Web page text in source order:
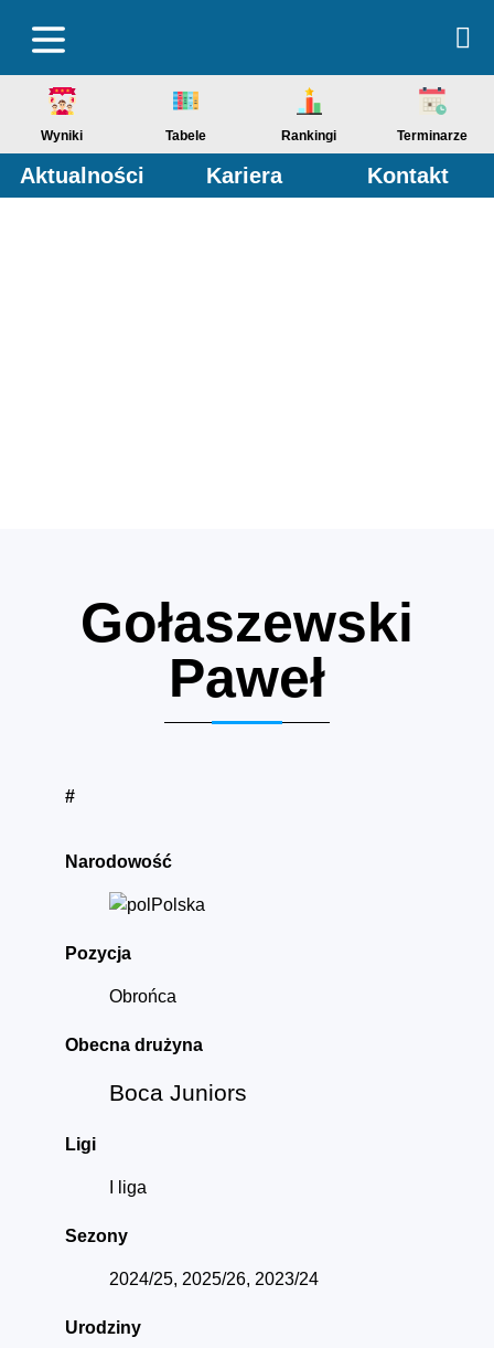
Wyniki Tabele Rankingi Terminarze
Aktualności Kariera Kontakt
Gołaszewski
Paweł
#
Narodowość
Polska
Pozycja
Obrońca
Obecna drużyna
Boca Juniors
Ligi
I liga
Sezony
2024/25, 2025/26, 2023/24
Urodziny